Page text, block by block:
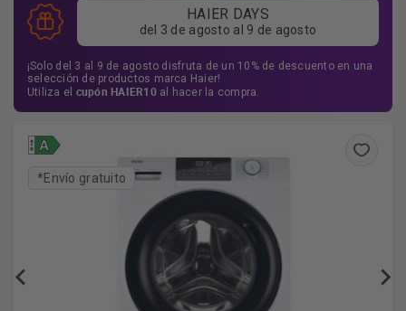
HAIER DAYS
del 3 de agosto al 9 de agosto
¡Solo del 3 al 9 de agosto disfruta de un 10% de descuento en una
selección de productos marca Haier!
Utiliza el cupón HAIER10al hacer la compra.
*Envío gratuito